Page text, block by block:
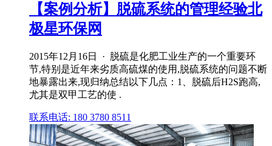
【案例分析】脱硫系统的管理经验北
极星环保网
2015年12月16日 · 脱硫是化肥工业生产的一个重要环
节,特别是近年来劣质高硫煤的使用,脱硫系统的问题不断
地暴露出来,现归纳总结以下几点：1、脱硫后H2S跑高,
尤其是双甲工艺的使 .
联系电话: 180 3780 8511